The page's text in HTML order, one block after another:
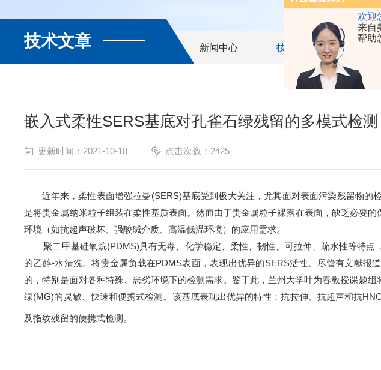
欢迎
来自
帮助
技术文章 新闻中心 技术文章
嵌入式柔性SERS基底对孔雀石绿残留的多模式检测
更新时间：2021-10-18 点击次数：2425
近年来，柔性表面增强拉曼 (SERS)基底受到极大关注，尤其面对表面污染残留物的
是将贵金属纳米粒子组装在柔性基质表面。然而由于贵金属粒子裸露在表面，缺乏必要
环境（如抗超声破坏、强酸碱介质、高温低温环境）的应用需求。
聚二甲基硅氧烷(PDMS)具有无毒、化学稳定、柔性、韧性、可拉伸、疏水性等特
的乙醇-水清洗。将贵金属负载在PDMS表面，表现出优异的SERS活性。尽管有文献报
的，特别是面对各种特殊、恶劣环境下的检测需求。鉴于此，兰州大学叶为春教授课题组
绿(MG)的灵敏、快速和便携式检测。该基底表现出优异的特性：抗拉伸、抗超声和抗
及指纹残留的便携式检测。